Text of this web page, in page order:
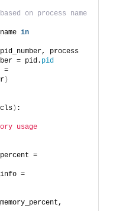
on process name
in
process
= pid.
pid
=
)
cls ) :
usage
=
=